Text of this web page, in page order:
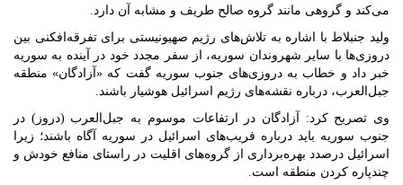
می‌کند و گروهی مانند گروه صالح طریف و مشابه آن دارد.
ولید جنبلاط با اشاره به تلاش‌های رژیم صهیونیستی برای تفرقه‌افکنی بین
دروزی‌ها با سایر شهروندان سوریه، از سفر مجدد خود در آینده به سوریه
خبر داد و خطاب به دروزی‌های جنوب سوریه گفت که «آزادگان» منطقه
جبل‌العرب، درباره نقشه‌های رژیم اسرائیل هوشیار باشند.
وی تصریح کرد: آزادگان در ارتفاعات موسوم به جبل‌العرب (دروز) در
جنوب سوریه باید درباره فریب‌های اسرائیل در سوریه آگاه باشند؛ زیرا
اسرائیل درصدد بهره‌برداری از گروه‌های اقلیت در راستای منافع خودش و
چندپاره کردن منطقه است.